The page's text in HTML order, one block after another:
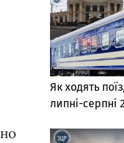
Як ходять
липні-серпні